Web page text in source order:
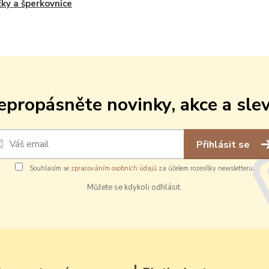
a šperkovnice
novinky, akce a
Přihlásit se
Souhlasím se zpracováním osobních údajůza účelem rozesílky newsletteru.
Můžete se kdykoli odhlásit.